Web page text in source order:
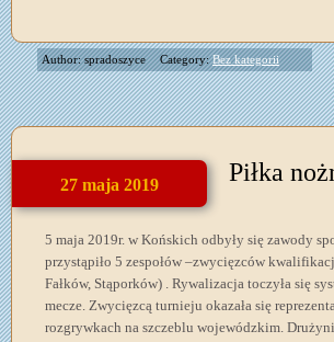
Author: spradoszyce Category:Bez kategorii
27 maja 2019 Piłka
5 maja 2019r. w Końskich odbyły się zawody
przystąpiło 5 zespołów –zwycięzców
Fałków, Stąporków) . Rywalizacja toczyła się
mecze. Zwycięzcą turnieju okazała się
rozgrywkach na szczeblu wojewódzkim.